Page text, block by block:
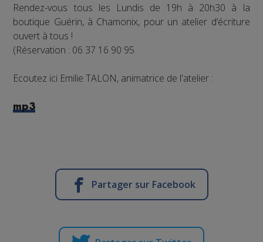
Rendez-vous tous les Lundis de 19h à 20h30 à la
boutique Guérin, à Chamonix, pour un atelier d’écriture
ouvert à tous !
(Réservation : 06 37 16 90 95
Ecoutez ici Emilie TALON, animatrice de l'atelier :
mp3
Partager sur Facebook